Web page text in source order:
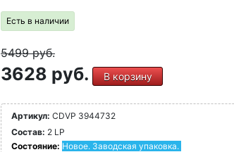
Есть в наличии
5499руб.
3628 руб. В корзину
Артикул: CDVP 3944732
Состав: 2 LP
Состояние: Новое. Заводская упаковка.